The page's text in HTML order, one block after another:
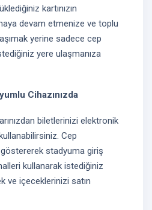
kartınızın
devam etmenize ve toplu
yerine sadece cep
yere ulaşmanıza
Cihazınızda
biletlerinizi elektronik
Cep
stadyuma giriş
kullanarak istediğiniz
ve içeceklerinizi satın